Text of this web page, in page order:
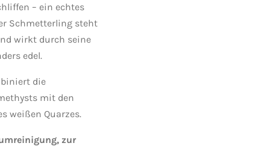
– ein echtes
Schmetterling steht
wirkt durch seine
edel.
die
mit den
weißen Quarzes.
zur